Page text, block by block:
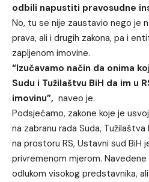
odbili napustiti pravosudne
No, tu se nije zaustavio nego je
prava, ali i drugih zakona, pa i
zapljenom imovine.
“Izučavamo način da onima
Sudu i Tužilaštvu BiH da im u
imovinu”, naveo je.
Podsjećamo, zakone koje je
na zabranu rada Suda, Tužilaštva
na prostoru RS, Ustavni sud BiH
privremenom mjerom.
odlukom visokog predstavnika,